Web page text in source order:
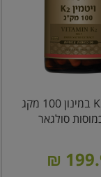
ויטמין K2 במינון 100 מקג